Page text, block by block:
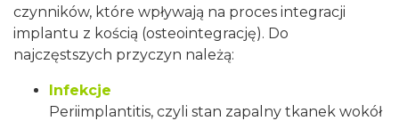
czynników, które wpływają na proces integracji
implantu z kością (osteointegrację). Do
najczęstszych przyczyn należą:
Infekcje
Periimplantitis, czyli stan zapalny tkanek wokół